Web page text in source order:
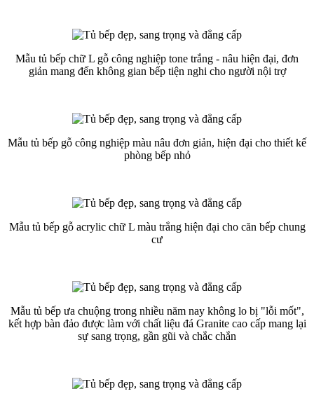
Mẫu tủ bếp chữ L gỗ công nghiệp tone trắng - nâu hiện đại, đơn
giản mang đến không gian bếp tiện nghi cho người nội trợ
Mẫu tủ bếp gỗ công nghiệp màu nâu đơn giản, hiện đại cho thiết kế
phòng bếp nhỏ
Mẫu tủ bếp gỗ acrylic chữ L màu trắng hiện đại cho căn bếp chung
cư
Mẫu tủ bếp ưa chuộng trong nhiều năm nay không lo bị "lỗi mốt",
kết hợp bàn đảo được làm với chất liệu đá Granite cao cấp mang lại
sự sang trọng, gần gũi và chắc chắn